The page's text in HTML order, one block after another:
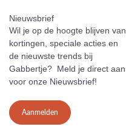
Nieuwsbrief
Wil je op de hoogte blijven van
kortingen, speciale acties en
de nieuwste trends bij
Gabbertje? Meld je direct aan
voor onze Nieuwsbrief!
Aanmelden